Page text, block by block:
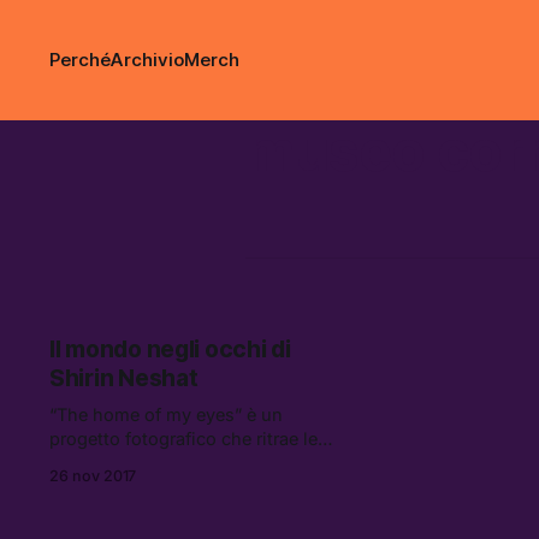
PerchéArchivioMerch
Il mondo negli occhi di
Shirin Neshat
“The home of my eyes” è un
progetto fotografico che ritrae le
interrogandosi sul concetto di
26 nov 2017